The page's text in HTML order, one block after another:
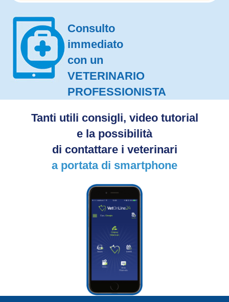
Consulto
immediato
con un
VETERINARIO
PROFESSIONISTA
Tanti utili consigli, video tutorial
e la possibilità
di contattare i veterinari
a portata di smartphone